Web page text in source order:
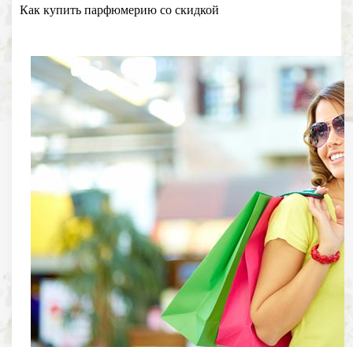
Как купить парфюмерию со скидкой